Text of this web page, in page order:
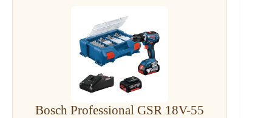
Bosch Professional GSR 18V-55